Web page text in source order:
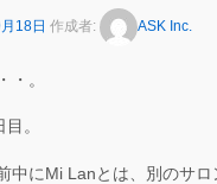
18日 作成者: ASK Inc.
・。
。
中にMi Lanとは、別のサ